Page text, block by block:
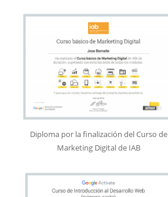
Diploma por la finalización del Curso de
Marketing Digital de IAB